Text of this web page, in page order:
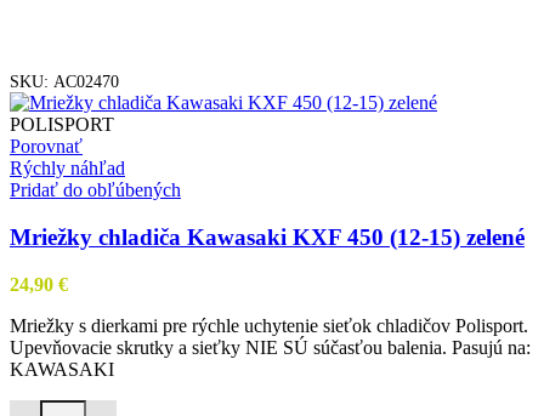
SKU: AC02470
POLISPORT
Porovnať
Rýchly náhľad
Pridať do obľúbených
Mriežky chladiča Kawasaki KXF 450 (12-15) zelené
24,90 €
Mriežky s dierkami pre rýchle uchytenie sieťok chladičov Polisport.
Upevňovacie skrutky a sieťky NIE SÚ súčasťou balenia. Pasujú na:
KAWASAKI